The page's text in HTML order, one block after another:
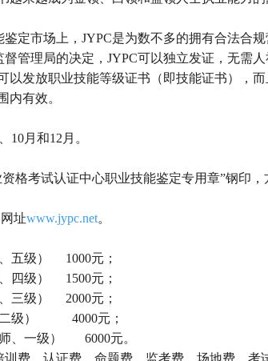
定市场上， JYPC是为数不多的拥有合法合
管理局的决定， JYPC可以独立发证，无需人
以发放职业技能等级证书（即技能证书），
内有效。
10月和12月。
资格考试认证中心职业技能鉴定专用章”钢印，
址www.jypc.net。
五级）
1000元；
四级）
1500元；
三级）
2000元；
级）
4000元；
、一级）
6000元。
费、认证费、命题费、监考费、场地费、考